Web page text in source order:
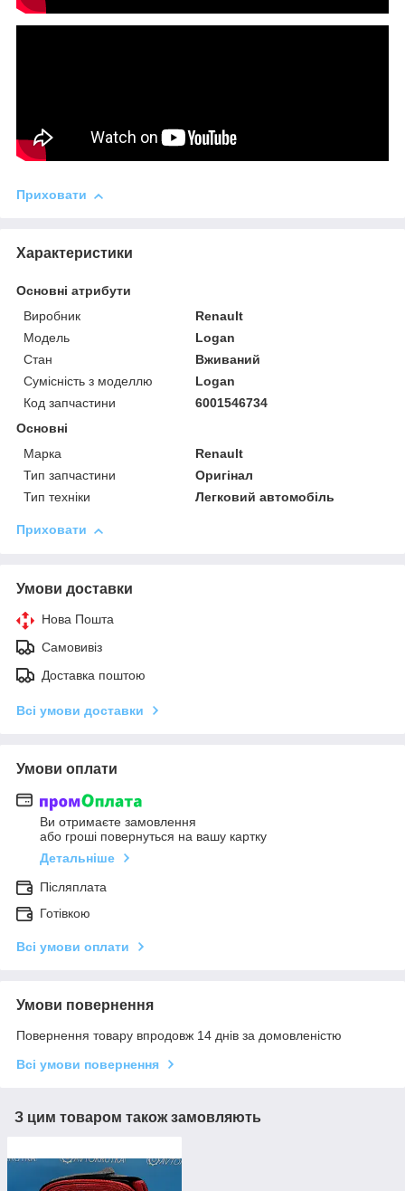
Приховати
Характеристики
Основні атрибути
Виробник
Renault
Модель
Logan
Стан
Вживаний
Сумісність з моделлю
Logan
Код запчастини
6001546734
Основні
Марка
Renault
Тип запчастини
Оригінал
Тип техніки
Легковий автомобіль
Приховати
Умови доставки
Нова Пошта
Самовивіз
Доставка поштою
Всі умови доставки
Умови оплати
Ви отримаєте замовлення
або гроші повернуться на вашу картку
Детальніше
Післяплата
Готівкою
Всі умови оплати
Умови повернення
Повернення товару впродовж 14 днів за домовленістю
Всі умови повернення
З цим товаром також замовляють